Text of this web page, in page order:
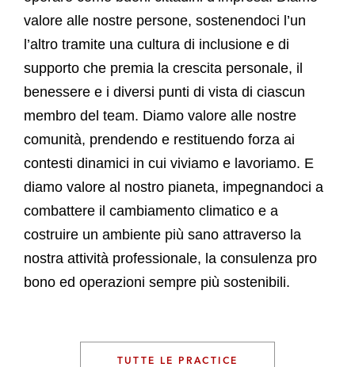
valore alle nostre persone, sostenendoci l’un
l’altro tramite una cultura di inclusione e di
supporto che premia la crescita personale, il
benessere e i diversi punti di vista di ciascun
membro del team. Diamo valore alle nostre
comunità, prendendo e restituendo forza ai
contesti dinamici in cui viviamo e lavoriamo. E
diamo valore al nostro pianeta, impegnandoci a
combattere il cambiamento climatico e a
costruire un ambiente più sano attraverso la
nostra attività professionale, la consulenza pro
bono ed operazioni sempre più sostenibili.
TUTTE LE PRACTICE